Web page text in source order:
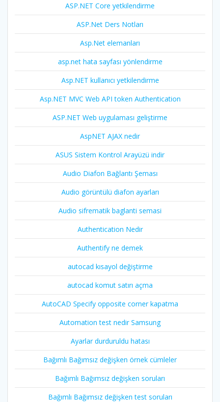
ASP.NET Core yetkilendirme
ASP.Net Ders Notları
Asp.Net elemanları
asp.net hata sayfası yönlendirme
Asp.NET kullanıcı yetkilendirme
Asp.NET MVC Web API token Authentication
ASP.NET Web uygulaması geliştirme
AspNET AJAX nedir
ASUS Sistem Kontrol Arayüzü indir
Audio Diafon Bağlantı Şeması
Audio görüntülü diafon ayarları
Audio sifrematik baglanti semasi
Authentication Nedir
Authentify ne demek
autocad kısayol değiştirme
autocad komut satırı açma
AutoCAD Specify opposite corner kapatma
Automation test nedir Samsung
Ayarlar durduruldu hatası
Bağımlı Bağımsız değişken örnek cümleler
Bağımlı Bağımsız değişken soruları
Bağımlı Bağımsız değişken test soruları